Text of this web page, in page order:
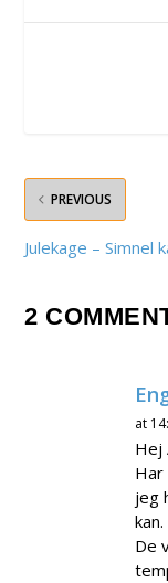
PREVIOUS
Julekage – Simnel
2
at
Hej
Har
jeg
kan.
De